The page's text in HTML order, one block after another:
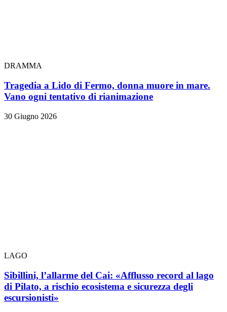
DRAMMA
Tragedia a Lido di Fermo, donna muore in mare.
Vano ogni tentativo di rianimazione
30 Giugno 2026
LAGO
Sibillini, l’allarme del Cai: «Afflusso record al lago
di Pilato, a rischio ecosistema e sicurezza degli
escursionisti»